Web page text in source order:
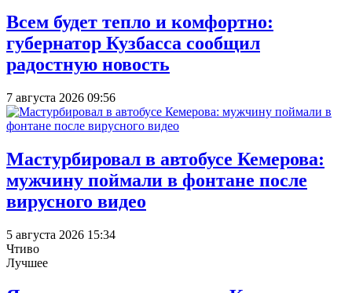
Всем будет тепло и комфортно:
губернатор Кузбасса сообщил
радостную новость
7 августа 2026 09:56
Мастурбировал в автобусе Кемерова:
мужчину поймали в фонтане после
вирусного видео
5 августа 2026 15:34
Чтиво
Лучшее